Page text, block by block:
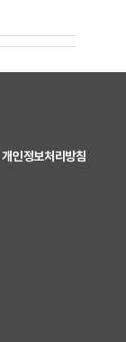
개인정보처리방침